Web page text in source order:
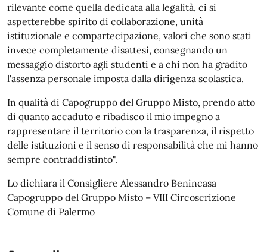
rilevante come quella dedicata alla legalità, ci si
aspetterebbe spirito di collaborazione, unità
istituzionale e compartecipazione, valori che sono stati
invece completamente disattesi, consegnando un
messaggio distorto agli studenti e a chi non ha gradito
l'assenza personale imposta dalla dirigenza scolastica.
In qualità di Capogruppo del Gruppo Misto, prendo atto
di quanto accaduto e ribadisco il mio impegno a
rappresentare il territorio con la trasparenza, il rispetto
delle istituzioni e il senso di responsabilità che mi hanno
sempre contraddistinto".
Lo dichiara il Consigliere Alessandro Benincasa
Capogruppo del Gruppo Misto – VIII Circoscrizione
Comune di Palermo